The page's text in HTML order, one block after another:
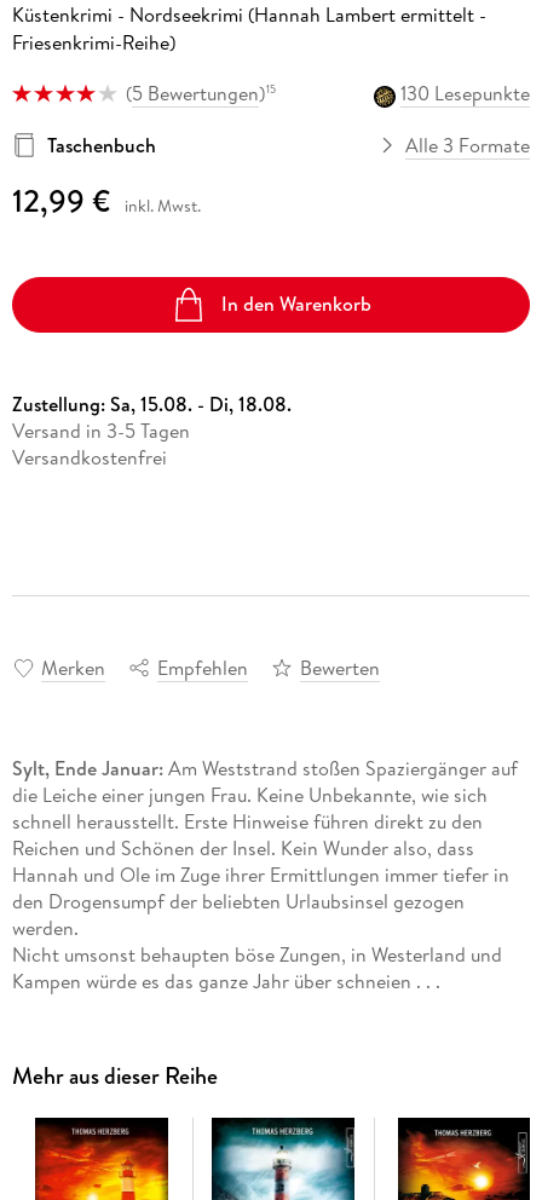
Küstenkrimi - Nordseekrimi (Hannah Lambert ermittelt -
Friesenkrimi-Reihe)
(5 Bewertungen)15
130 Lesepunkte
Taschenbuch
Alle 3 Formate
12,99 € inkl. Mwst.
In den Warenkorb
Zustellung:Sa, 15.08. - Di, 18.08.
Versand in 3-5 Tagen
Versandkostenfrei
Merken Empfehlen Bewerten
Sylt, Ende Januar:Am Weststrand stoßen Spaziergänger auf
die Leiche einer jungen Frau. Keine Unbekannte, wie sich
schnell herausstellt. Erste Hinweise führen direkt zu den
Reichen und Schönen der Insel. Kein Wunder also, dass
Hannah und Ole im Zuge ihrer Ermittlungen immer tiefer in
den Drogensumpf der beliebten Urlaubsinsel gezogen
werden.
Nicht umsonst behaupten böse Zungen, in Westerland und
Kampen würde es das ganze Jahr über schneien . . .
" Schneeweißes Sylt" ist
ermittelt" .
Jeder Fall ist in sich abgeschlossen. Es kann allerdings nicht
schaden, auch die vorangegangenen Fälle zu kennen ;)
Bisher erschienen:
Mehr aus dieser Reihe